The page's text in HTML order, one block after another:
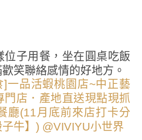
子用餐，坐在圓桌吃飯
笑聯絡感情的好地方。